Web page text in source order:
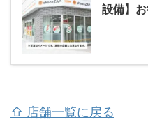
設備】
⇧ 店舗一覧に戻る